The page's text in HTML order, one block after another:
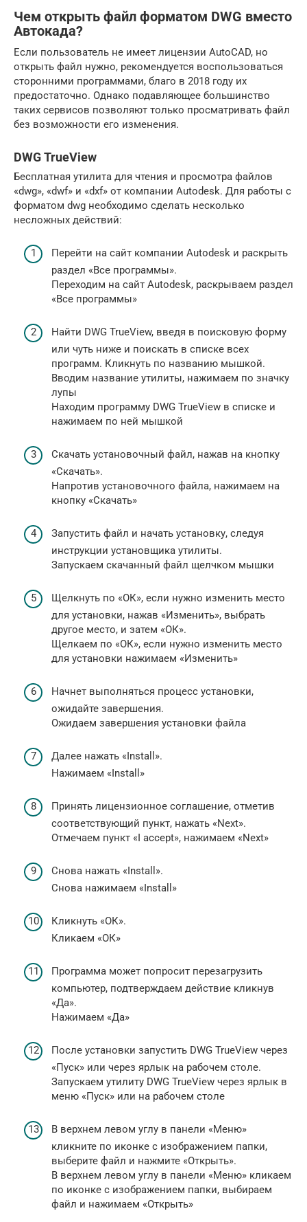
Чем открыть файл форматом DWG вместо
Автокада?
Если пользователь не имеет лицензии AutoCAD, но
открыть файл нужно, рекомендуется воспользоваться
сторонними программами, благо в 2018 году их
предостаточно. Однако подавляющее большинство
таких сервисов позволяют только просматривать файл
без возможности его изменения.
DWG TrueView
Бесплатная утилита для чтения и просмотра файлов
«dwg», «dwf» и «dxf» от компании Autodesk. Для работы с
форматом dwg необходимо сделать несколько
несложных действий:
Перейти на сайт компании Autodesk и раскрыть
раздел «Все программы».
Переходим на сайт Autodesk, раскрываем раздел
«Все программы»
Найти DWG TrueView, введя в поисковую форму
или чуть ниже и поискать в списке всех
программ. Кликнуть по названию мышкой.
Вводим название утилиты, нажимаем по значку
лупы
Находим программу DWG TrueView в списке и
нажимаем по ней мышкой
Скачать установочный файл, нажав на кнопку
«Скачать».
Напротив установочного файла, нажимаем на
кнопку «Скачать»
Запустить файл и начать установку, следуя
инструкции установщика утилиты.
Запускаем скачанный файл щелчком мышки
Щелкнуть по «ОК», если нужно изменить место
для установки, нажав «Изменить», выбрать
другое место, и затем «ОК».
Щелкаем по «ОК», если нужно изменить место
для установки нажимаем «Изменить»
Начнет выполняться процесс установки,
ожидайте завершения.
Ожидаем завершения установки файла
Далее нажать «Install».
Нажимаем «Install»
Принять лицензионное соглашение, отметив
соответствующий пункт, нажать «Next».
Отмечаем пункт «I accept», нажимаем «Next»
Снова нажать «Install».
Снова нажимаем «Install»
Кликнуть «ОК».
Кликаем «ОК»
Программа может попросит перезагрузить
компьютер, подтверждаем действие кликнув
«Да».
Нажимаем «Да»
После установки запустить DWG TrueView через
«Пуск» или через ярлык на рабочем столе.
Запускаем утилиту DWG TrueView через ярлык в
меню «Пуск» или на рабочем столе
В верхнем левом углу в панели «Меню»
кликните по иконке с изображением папки,
выберите файл и нажмите «Открыть».
В верхнем левом углу в панели «Меню» кликаем
по иконке с изображением папки, выбираем
файл и нажимаем «Открыть»